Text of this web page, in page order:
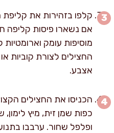
קלפו בזהירות את קליפת
אם נשארו פיסות קליפה
מוסיפות עומק
החצילים לצורת קוביות
אצבע.
כפות שמן זית, מיץ
ופלפל שחור. ערבבו